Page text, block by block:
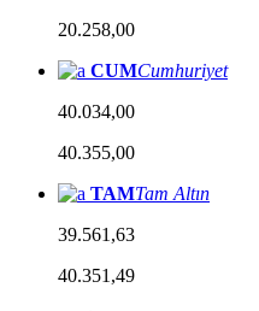
20.258,00
CUMCumhuriyet
40.034,00
40.355,00
TAMTam Altın
39.561,63
40.351,49